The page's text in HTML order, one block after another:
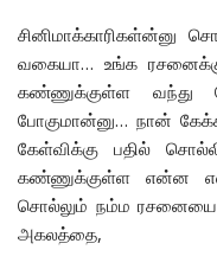
சினிமாக்காரிகள்ன்னு
வகையா… உங்க
கண்ணுக்குள்ள வந்து
போகுமான்னு… நான்
கேள்விக்கு பதில்
கண்ணுக்குள்ள என்ன
சொல்லும் நம்ம
அகலத்தை,